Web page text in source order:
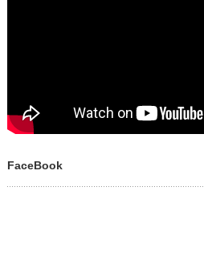
FaceBook